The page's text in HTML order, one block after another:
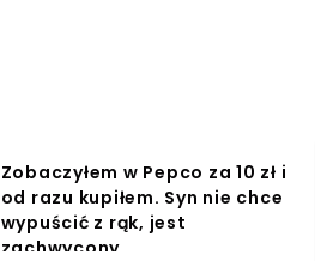
Zobaczyłem w Pepco za 10 zł i
od razu kupiłem. Syn nie chce
wypuścić z rąk, jest
zachwycony